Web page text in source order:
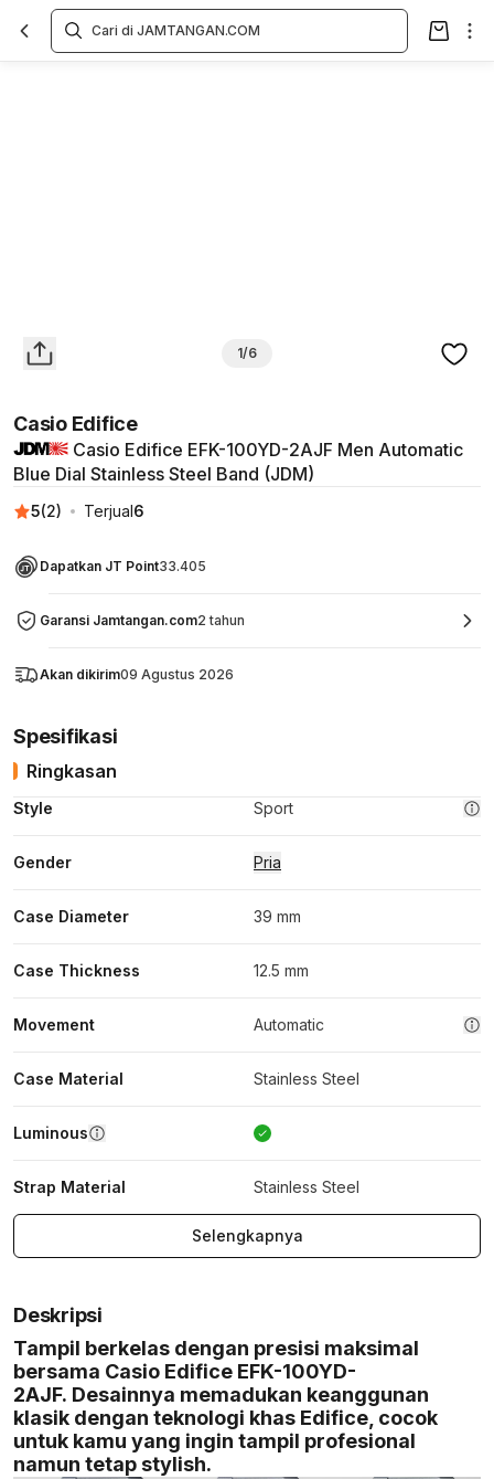
1/6
Casio Edifice
Casio Edifice EFK-100YD-2AJF Men Automatic
Blue Dial Stainless Steel Band (JDM)
5(2) Terjual6
Dapatkan JT Point33.405
Garansi Jamtangan.com2 tahun
Akan dikirim09 Agustus 2026
Spesifikasi
Ringkasan
Style Sport
Gender Pria
Case Diameter 39 mm
Case Thickness 12.5 mm
Movement Automatic
Case Material Stainless Steel
Luminous
Strap Material Stainless Steel
Selengkapnya
Deskripsi
Tampil berkelas dengan presisi maksimal
bersama Casio Edifice EFK-100YD-
2AJF. Desainnya memadukan keanggunan
klasik dengan teknologi khas Edifice, cocok
untuk kamu yang ingin tampil profesional
namun tetap stylish.